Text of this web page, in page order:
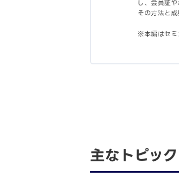
し、会員証
その方法と成
※本編はセミ
主なトピック